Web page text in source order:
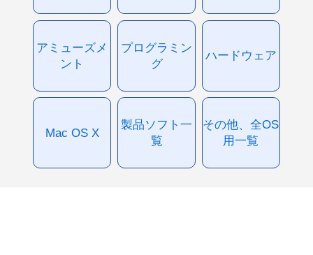
アミューズメ
ント
プログラミン
グ
ハードウェア
Mac OS X
製品ソフト一
覧
その他、全OS
用一覧